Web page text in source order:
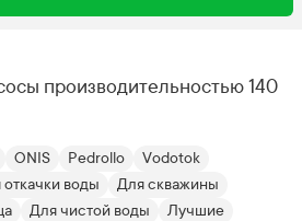
производительностью 140
ONIS Pedrollo
Vodotok
воды
Для скважины
Для чистой воды
Лучшие